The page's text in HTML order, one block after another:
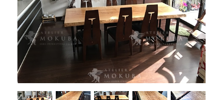
直営店
イベント
WEBカタログ